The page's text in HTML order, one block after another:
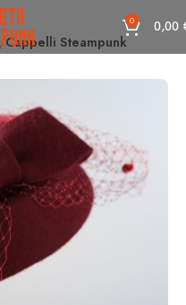
0 0,00
Cappelli Steampunk